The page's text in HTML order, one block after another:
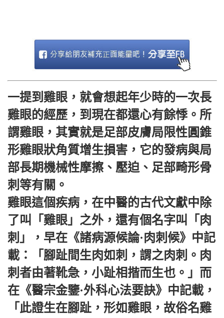
一提到雞眼，就會想起年少時的一次長
雞眼的經歷，到現在都還心有餘悸。所
謂雞眼，其實就是足部皮膚局限性圓錐
形雞眼狀角質增生損害，它的發病與局
部長期機械性摩擦、壓迫、足部畸形骨
刺等有關。
雞眼這個疾病，在中醫的古代文獻中除
了叫「雞眼」之外，還有個名字叫「肉
刺」，早在《諸病源候論·肉刺候》中記
載：「腳趾間生肉如刺，謂之肉刺。肉
刺者由著靴急，小趾相揩而生也。」而
在《醫宗金鑒·外科心法要訣》中記載，
「此證生在腳趾，形如雞眼，故俗名雞